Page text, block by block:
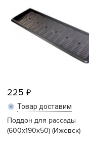
225
Товар доставим
Поддон для рассады
(600х190х50) (Ижевск)